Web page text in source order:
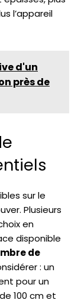
l’appareil
d'un
près de
sur le
Plusieurs
en
disponible
de
: un
pour un
100 cm et